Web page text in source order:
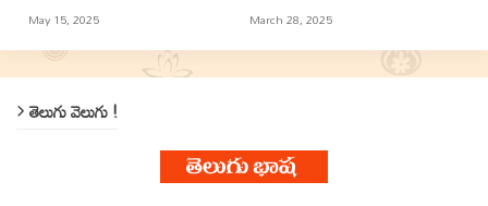
May 15, 2025 March 28, 2025
తెలుగు వెలుగు !